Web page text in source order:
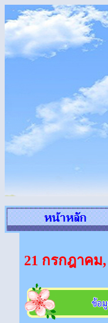
21 กรกฎาคม,